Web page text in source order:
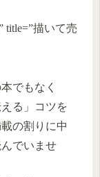
title=”描いて売
でもなく
る」コツを
の割りに中
でいませ